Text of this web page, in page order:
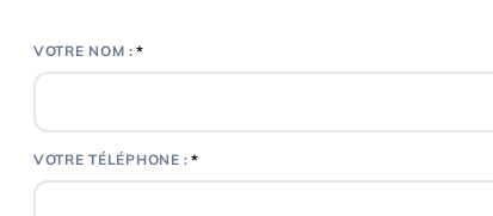
VOTRE NOM : *
VOTRE TÉLÉPHONE : *